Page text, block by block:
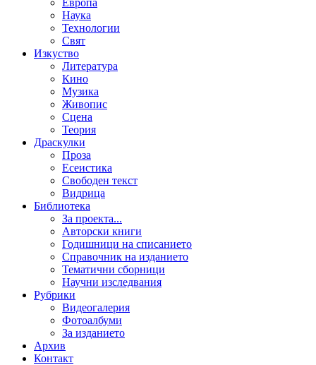
Европа
Наука
Технологии
Свят
Изкуство
Литература
Кино
Музика
Живопис
Сцена
Теория
Драскулки
Проза
Есеистика
Свободен текст
Видрица
Библиотека
За проекта...
Авторски книги
Годишници на списанието
Справочник на изданието
Тематични сборници
Научни изследвания
Рубрики
Видеогалерия
Фотоалбуми
За изданието
Архив
Контакт